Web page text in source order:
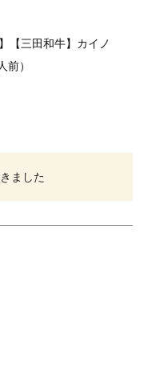
【三田和牛】カイノ
前）
ました